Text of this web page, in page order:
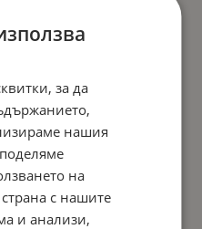
за да
нашия
на
с нашите
и анализи,